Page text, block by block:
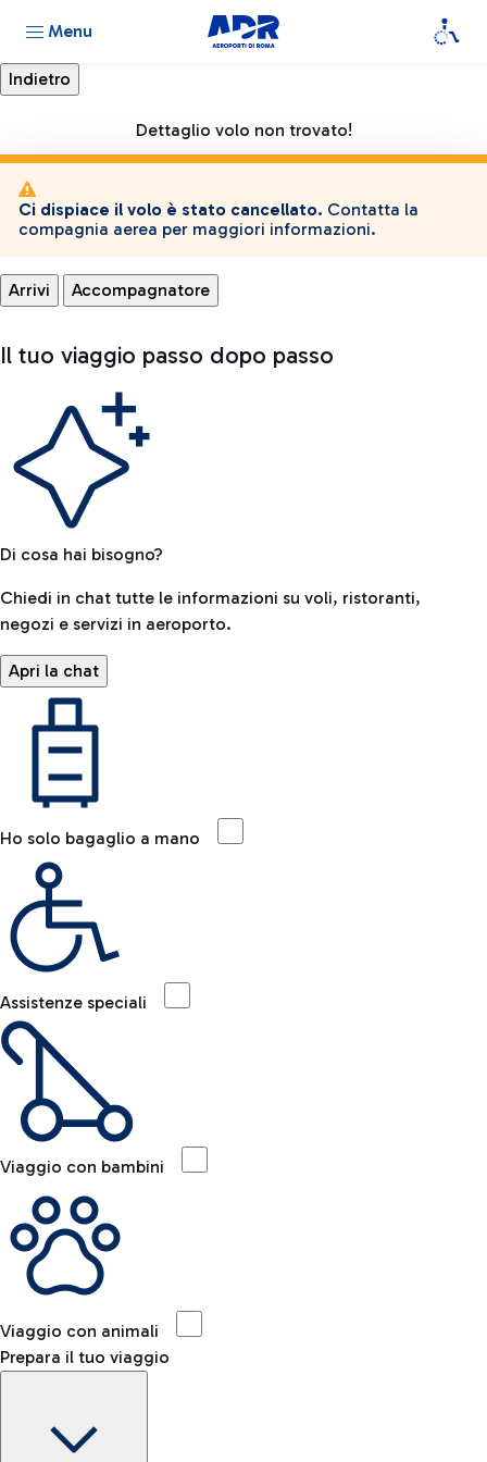
Menu
Dettaglio volo non trovato!
Ci dispiace il volo è stato cancellato. Contatta la
compagnia aerea per maggiori informazioni.
Arrivi Accompagnatore
Il tuo viaggio passo dopo passo
Di cosa hai bisogno?
Chiedi in chat tutte le informazioni su voli, ristoranti,
negozi e servizi in aeroporto.
Apri la chat
Ho solo bagaglio a mano
Assistenze speciali
Viaggio con bambini
Viaggio con animali
Prepara il tuo viaggio